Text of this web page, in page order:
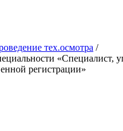
тех.осмотра /
«Специалист,
регистрации»